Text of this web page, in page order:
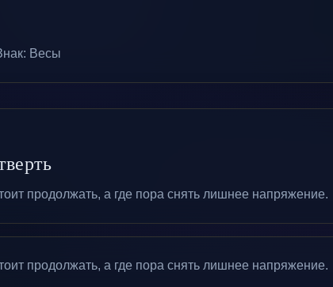
: Весы
продолжать, а где пора снять лишнее напряжение.
продолжать, а где пора снять лишнее напряжение.